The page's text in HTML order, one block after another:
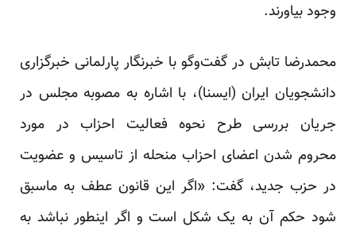
وجود بیاورند.
محمدرضا تابش در گفت‌وگو با خبرنگار پارلمانی خبرگزاری
دانشجویان ایران (ایسنا)، با اشاره به مصوبه مجلس در
جریان بررسی طرح نحوه فعالیت احزاب در مورد
محروم شدن اعضای احزاب منحله از تاسیس و عضویت
در حزب جدید، گفت: «اگر این قانون عطف به ماسبق
شود حکم آن به یک شکل است و اگر اینطور نباشد به